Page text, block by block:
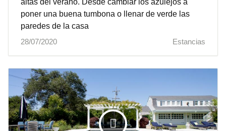
altas del verano. Desde cambiar los azulejos a
poner una buena tumbona o llenar de verde las
paredes de la casa
28/07/2020
Estancias